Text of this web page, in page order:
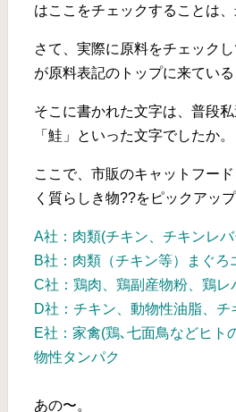
はここをチェックすることは
さて、実際に原料をチェック
が原料表記のトップに来てい
そこに書かれた文字は、普段
「鮭」といった文字でしたか。
ここで、市販のキャットフー
く質らしき物??をピックアップ
A社：肉類(チキン、チキンレ
B社：肉類（チキン等）まぐ
C社：鶏肉、鶏副産物粉、鶏
D社：チキン、動物性油脂、チ
E社：家禽(鶏､七面鳥などヒト
物性タンパク
あの〜。